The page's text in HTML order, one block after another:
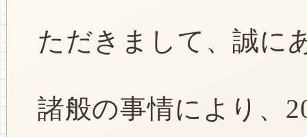
ただきまして、誠に
諸般の事情により、